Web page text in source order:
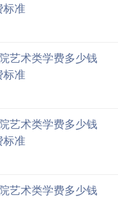
标准
艺术类学费多少钱
标准
艺术类学费多少钱
标准
艺术类学费多少钱